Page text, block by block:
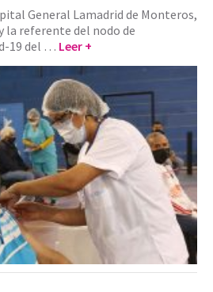
General Lamadrid de Monteros,
la referente del nodo de
19 del … Leer +